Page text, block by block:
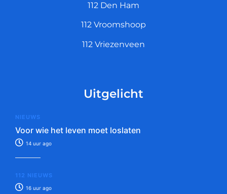
112 Den Ham
112 Vroomshoop
112 Vriezenveen
Uitgelicht
NIEUWS
Voor wie het leven moet loslaten
14 uur ago
112 NIEUWS
16 uur ago